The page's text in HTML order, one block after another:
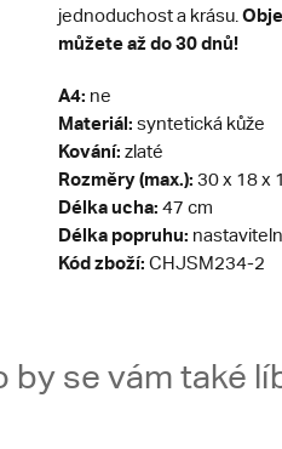
jednoduchost a krásu.
můžete až do 30 dnů!
A4: ne
Materiál: syntetická kůže
Kování: zlaté
Rozměry (max.): 30 x 18 x
Délka ucha: 47 cm
Délka popruhu:
Kód zboží: CHJSM234-2
by se vám také